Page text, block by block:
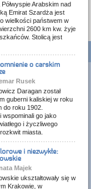
Półwyspie Arabskim nad
Emirat Szardża jest
wielkości państwem w
2600 km kw. żyje
Stolicą jest
o carskim
Rusek
Daragan został
guberni kaliskiej w roku
do roku 1902.
wspominali go jako
i życzliwego
miasta.
i niezwykłe:
Majek
ukształtowały się w
Krakowie, w